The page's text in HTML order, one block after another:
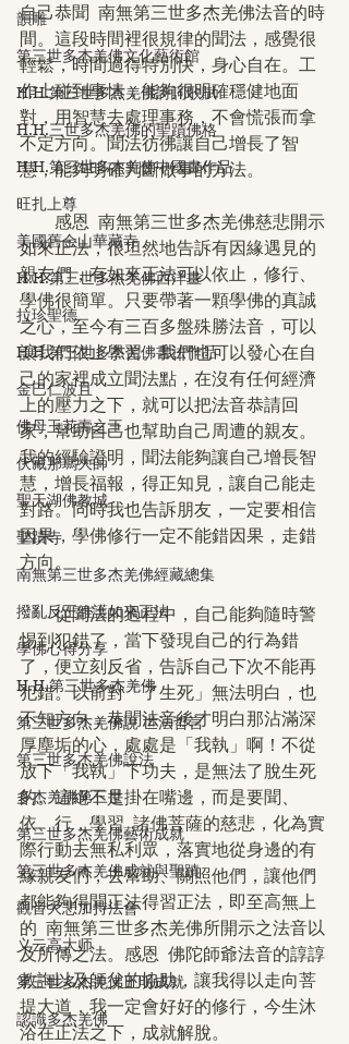
韻雕
第三世多杰羌佛文化藝術館
H.H.第三世多杰羌佛詩詞歌賦
H.H.三世多杰羌佛的聖蹟佛格
H.H.第三世多杰羌佛中國畫作品
旺扎上尊
美國舊金山華藏寺
H.H.第三世多杰羌佛西洋畫
拉珍聖德
H.H.第三世多杰羌佛書法作品
金巴仁波且
佛母玉花壽之王
伏藏那瑪大師
聖天湖佛教城
聖蹟寺
南無第三世多杰羌佛經藏總集
撥亂反正維護如來正法
學佛心得分享
H.H.第三世多杰羌佛
第三世多杰羌佛說 世法哲言
第三世多杰羌佛說法
多杰羌佛第三世
第三世多杰羌佛藝術成就
第三世多杰羌佛成就與聖蹟
觀音大悲加持法會
义云高大师
第三世多杰羌佛五明成就
認識多杰羌佛
自己恭聞  南無第三世多杰羌佛法音的時
間。這段時間裡很規律的聞法，感覺很
輕鬆，時間過得特別快，身心自在。工
作上碰到事情，能夠很明確穩健地面
對，用智慧去處理事務，不會慌張而拿
不定方向。聞法彷彿讓自己增長了智
慧，能夠明確判斷做事的方法。
感恩  南無第三世多杰羌佛慈悲開示
如來正法，很坦然地告訴有因緣遇見的
親友們，有如來正法可以依止，修行、
學佛很簡單。只要帶著一顆學佛的真誠
之心，至今有三百多盤殊勝法音，可以
讓我們依止學習。我們也可以發心在自
己的家裡成立聞法點，在沒有任何經濟
上的壓力之下，就可以把法音恭請回
家，幫助自己也幫助自己周遭的親友。
我的經驗證明，聞法能夠讓自己增長智
慧，增長福報，得正知見，讓自己能走
對路。同時我也告訴朋友，一定要相信
因果，學佛修行一定不能錯因果，走錯
方向。
從聞法的過程中，自己能夠隨時警
惕到犯錯了，當下發現自己的行為錯
了，便立刻反省，告訴自己下次不能再
犯錯。以前對「了生死」無法明白，也
不知方向，恭聞法音後才明白那沾滿深
厚塵垢的心，處處是「我執」啊！不從
放下「我執」下功夫，是無法了脫生死
的。這絕不是掛在嘴邊，而是要聞、
依、行，學習  諸佛菩薩的慈悲，化為實
際行動去無私利眾，落實地從身邊的有
緣親友們，去幫助、關照他們，讓他們
都能夠得聞正法得習正法，即至高無上
的  南無第三世多杰羌佛所開示之法音以
及所傳之法。感恩  佛陀師爺法音的諄諄
教誨以及師父的協助，讓我得以走向菩
提大道，我一定會好好的修行，今生沐
浴在正法之下，成就解脫。